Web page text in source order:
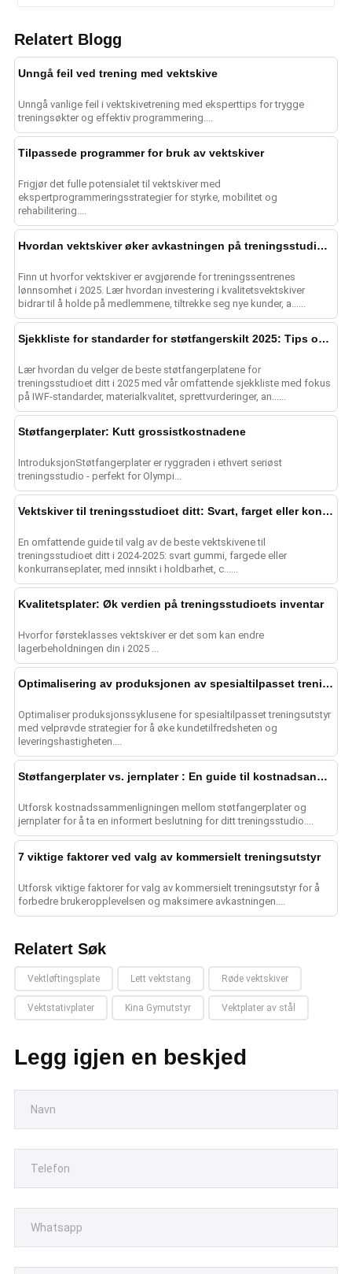
Relatert Blogg
Unngå feil ved trening med vektskive
Unngå vanlige feil i vektskivetrening med eksperttips for trygge
treningsøkter og effektiv programmering....
Tilpassede programmer for bruk av vektskiver
Frigjør det fulle potensialet til vektskiver med
ekspertprogrammeringsstrategier for styrke, mobilitet og
rehabilitering....
Hvordan vektskiver øker avkastningen på treningsstudioet i 2025
Finn ut hvorfor vektskiver er avgjørende for treningssentrenes
lønnsomhet i 2025. Lær hvordan investering i kvalitetsvektskiver
bidrar til å holde på medlemmene, tiltrekke seg nye kunder, a......
Sjekkliste for standarder for støtfangerskilt 2025: Tips om kvalitet
Lær hvordan du velger de beste støtfangerplatene for
treningsstudioet ditt i 2025 med vår omfattende sjekkliste med fokus
på IWF-standarder, materialkvalitet, sprettvurderinger, an......
Støtfangerplater: Kutt grossistkostnadene
IntroduksjonStøtfangerplater er ryggraden i ethvert seriøst
treningsstudio - perfekt for Olympi...
Vektskiver til treningsstudioet ditt: Svart, farget eller konkurranse
En omfattende guide til valg av de beste vektskivene til
treningsstudioet ditt i 2024-2025: svart gummi, fargede eller
konkurranseplater, med innsikt i holdbarhet, c......
Kvalitetsplater: Øk verdien på treningsstudioets inventar
Hvorfor førsteklasses vektskiver er det som kan endre
lagerbeholdningen din i 2025 ...
Optimalisering av produksjonen av spesialtilpasset treningsutstyr
Optimaliser produksjonssyklusene for spesialtilpasset treningsutstyr
med velprøvde strategier for å øke kundetilfredsheten og
leveringshastigheten....
Støtfangerplater vs. jernplater : En guide til kostnadsanalyse
Utforsk kostnadssammenligningen mellom støtfangerplater og
jernplater for å ta en informert beslutning for ditt treningsstudio....
7 viktige faktorer ved valg av kommersielt treningsutstyr
Utforsk viktige faktorer for valg av kommersielt treningsutstyr for å
forbedre brukeropplevelsen og maksimere avkastningen....
Relatert Søk
Vektløftingsplate Lett vektstang Røde vektskiver
Vektstativplater Kina Gymutstyr Vektplater av stål
Legg igjen en beskjed